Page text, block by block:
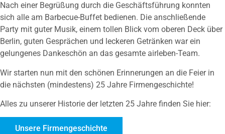
Nach einer Begrüßung durch die Geschäftsführung konnten
sich alle am Barbecue-Buffet bedienen. Die anschließende
Party mit guter Musik, einem tollen Blick vom oberen Deck über
Berlin, guten Gesprächen und leckeren Getränken war ein
gelungenes Dankeschön an das gesamte airleben-Team.
Wir starten nun mit den schönen Erinnerungen an die Feier in
die nächsten (mindestens) 25 Jahre Firmengeschichte!
Alles zu unserer Historie der letzten 25 Jahre finden Sie hier:
Unsere Firmengeschichte